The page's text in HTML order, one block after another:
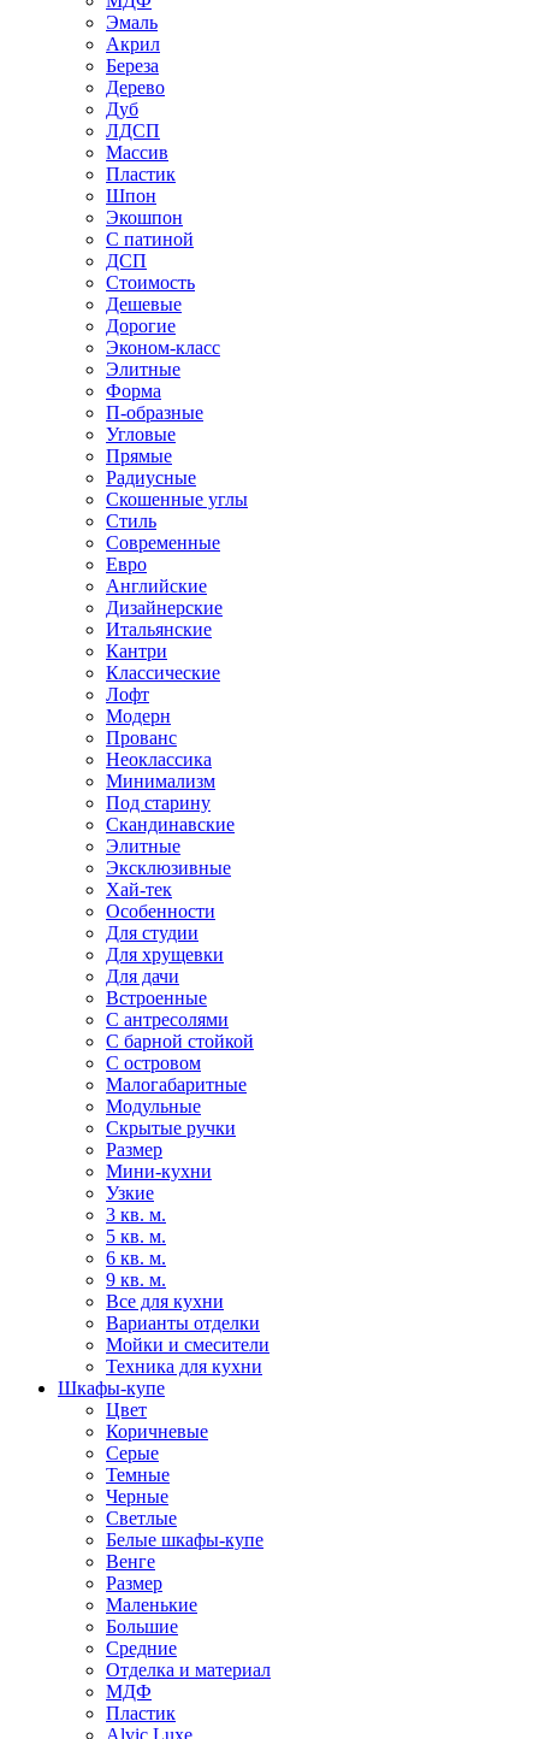
Эмаль
Акрил
Береза
Дерево
Дуб
ЛДСП
Массив
Пластик
Шпон
Экошпон
С патиной
ДСП
Стоимость
Дешевые
Дорогие
Эконом-класс
Элитные
Форма
П-образные
Угловые
Прямые
Радиусные
Скошенные углы
Стиль
Современные
Евро
Английские
Дизайнерские
Итальянские
Кантри
Классические
Лофт
Модерн
Прованс
Неоклассика
Минимализм
Под старину
Скандинавские
Элитные
Эксклюзивные
Хай-тек
Особенности
Для студии
Для хрущевки
Для дачи
Встроенные
С антресолями
С барной стойкой
С островом
Малогабаритные
Модульные
Скрытые ручки
Размер
Мини-кухни
Узкие
3 кв. м.
5 кв. м.
6 кв. м.
9 кв. м.
Все для кухни
Варианты отделки
Мойки и смесители
Техника для кухни
Шкафы-купе
Цвет
Коричневые
Серые
Темные
Черные
Светлые
Белые шкафы-купе
Венге
Размер
Маленькие
Большие
Средние
Отделка и материал
МДФ
Пластик
Alvic Luxe